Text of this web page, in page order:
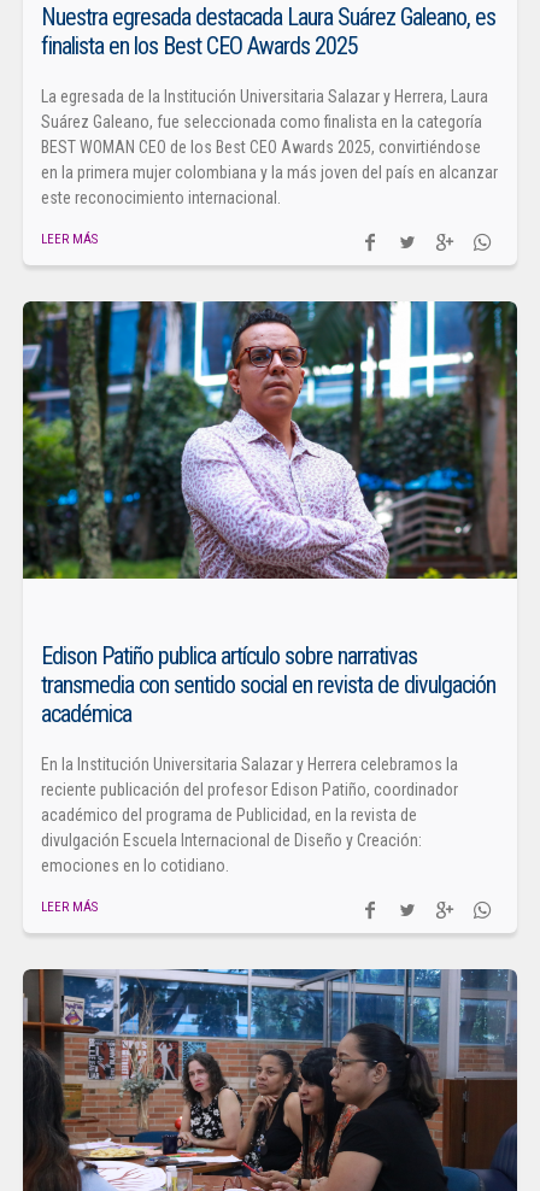
Nuestra egresada destacada Laura Suárez Galeano, es
finalista en los Best CEO Awards 2025
La egresada de la Institución Universitaria Salazar y Herrera, Laura
Suárez Galeano, fue seleccionada como finalista en la categoría
BEST WOMAN CEO de los Best CEO Awards 2025, convirtiéndose
en la primera mujer colombiana y la más joven del país en alcanzar
este reconocimiento internacional.
LEER MÁS
Edison Patiño publica artículo sobre narrativas
transmedia con sentido social en revista de divulgación
académica
En la Institución Universitaria Salazar y Herrera celebramos la
reciente publicación del profesor Edison Patiño, coordinador
académico del programa de Publicidad, en la revista de
divulgación Escuela Internacional de Diseño y Creación:
emociones en lo cotidiano.
LEER MÁS